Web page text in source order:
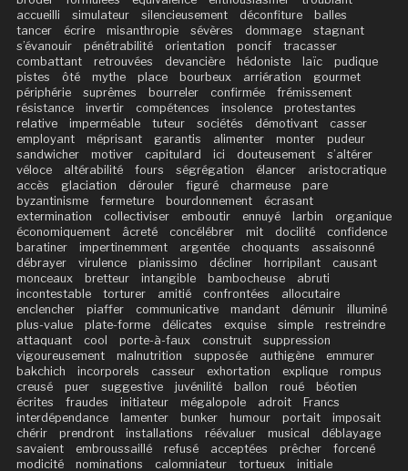
accueilli
simulateur silencieusement déconfiture
balles
tancer
écrire misanthropie sévères dommage
stagnant
s’évanouir
pénétrabilité orientation poncif
tracasser
combattant
retrouvées devancière hédoniste laïc
pudique
pistes
ôté mythe place bourbeux arriération
gourmet
périphérie
suprêmes bourreler confirmée
frémissement
résistance
invertir compétences insolence
protestantes
relative
imperméable tuteur sociétés démotivant
casser
employant
méprisant garantis alimenter monter
pudeur
sandwicher
motiver capitulard ici douteusement
s’altérer
véloce
altérabilité fours ségrégation élancer
aristocratique
accès
glaciation dérouler figuré charmeuse
pare
byzantinisme
fermeture bourdonnement
écrasant
extermination
collectiviser emboutir ennuyé larbin
organique
économiquement
âcreté concélébrer mit docilité
confidence
baratiner
impertinemment argentée choquants
assaisonné
débrayer
virulence pianissimo décliner horripilant
causant
monceaux
bretteur intangible bambocheuse
abruti
incontestable
torturer amitié confrontées
allocutaire
enclencher
piaffer communicative mandant démunir
illuminé
plus-value
plate-forme délicates exquise simple
restreindre
attaquant
cool porte-à-faux construit
suppression
vigoureusement
malnutrition supposée authigène
emmurer
bakchich
incorporels casseur exhortation explique
rompus
creusé
puer suggestive juvénilité ballon roué
béotien
écrites
fraudes initiateur mégalopole adroit
Francs
interdépendance
lamenter bunker humour portait
imposait
chérir
prendront installations réévaluer musical
déblayage
savaient
embroussaillé refusé acceptées prêcher
forcené
modicité
nominations calomniateur tortueux initiale